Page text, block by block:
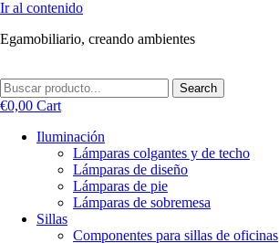
Ir al contenido
Egamobiliario, creando ambientes
Search
€0,00 Cart
Iluminación
Lámparas colgantes y de techo
Lámparas de diseño
Lámparas de pie
Lámparas de sobremesa
Sillas
Componentes para sillas de oficinas